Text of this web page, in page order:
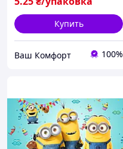
Купить
Ваш Комфорт 100%